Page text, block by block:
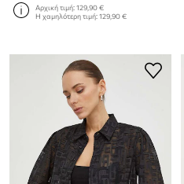
Αρχική τιμή:129,90 €
Η χαμηλότερη τιμή:129,90 €